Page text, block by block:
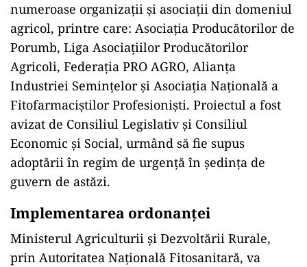
numeroase organizații și asociații din domeniul
agricol, printre care: Asociația Producătorilor de
Porumb, Liga Asociațiilor Producătorilor
Agricoli, Federația PRO AGRO, Alianța
Industriei Semințelor și Asociația Națională a
Fitofarmaciștilor Profesioniști. Proiectul a fost
avizat de Consiliul Legislativ și Consiliul
Economic și Social, urmând să fie supus
adoptării în regim de urgență în ședința de
guvern de astăzi.
Implementarea ordonanței
Ministerul Agriculturii și Dezvoltării Rurale,
prin Autoritatea Națională Fitosanitară, va